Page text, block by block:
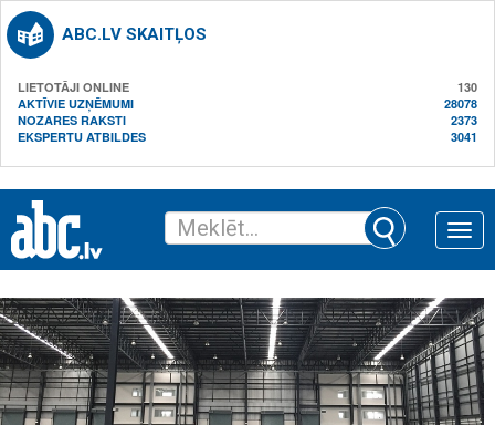
ABC.LV SKAITĻOS
LIETOTĀJI ONLINE
130
AKTĪVIE UZŅĒMUMI
28078
NOZARES RAKSTI
2373
EKSPERTU ATBILDES
3041
Toggle